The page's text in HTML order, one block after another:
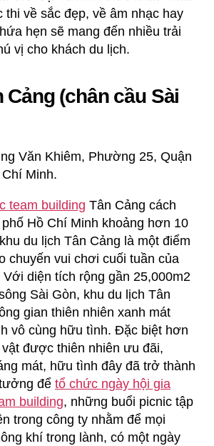
thi về sắc đẹp, về âm nhạc hay
hẹn sẽ mang đến nhiều trải
vị cho khách du lịch.
Cảng (chân cầu Sài
Văn Khiêm, Phường 25, Quận
Minh.
team building Tân Cảng cách
Hồ Chí Minh khoảng hơn 10
du lịch Tân Cảng là một điểm
chuyến vui chơi cuối tuần của
Với diện tích rộng gần 25,000m2
Sài Gòn, khu du lịch Tân
gian thiên nhiên xanh mát
vô cùng hữu tình. Đặc biệt hơn
được thiên nhiên ưu đãi,
mát, hữu tình đây đã trở thành
để tổ chức ngày hội gia
building, những buổi picnic tập
trong công ty nhằm để mọi
khí trong lành, có một ngày